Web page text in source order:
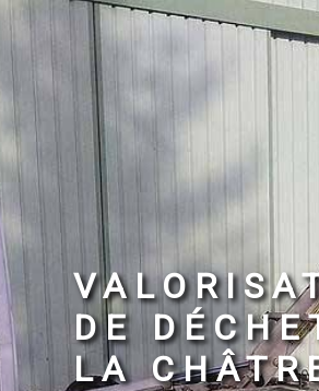
DE
LA
Panneau de gestion des cookies